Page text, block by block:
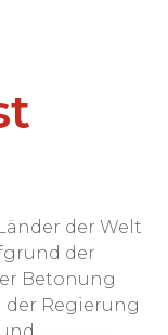
der Welt
der
Betonung
Regierung